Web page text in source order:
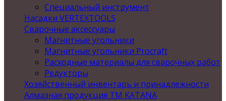
Специальный инструмент
Насадки VERTEXTOOLS
Сварочные аксессуары
Магнитные угольники
Магнитные угольники Procraft
Расходные материалы для сварочных работ
Редукторы
Хозяйственный инвентарь и принадлежности
Алмазная продукция ТМ KATANA